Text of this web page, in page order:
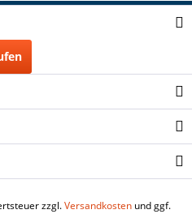
zzgl.Versandkosten und ggf.